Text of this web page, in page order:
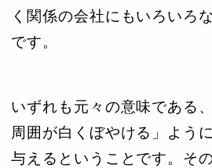
く関係の会社にもいろいろ
です。
いずれも元々の意味である
周囲が白くぼやける」よう
与えるということです。そ